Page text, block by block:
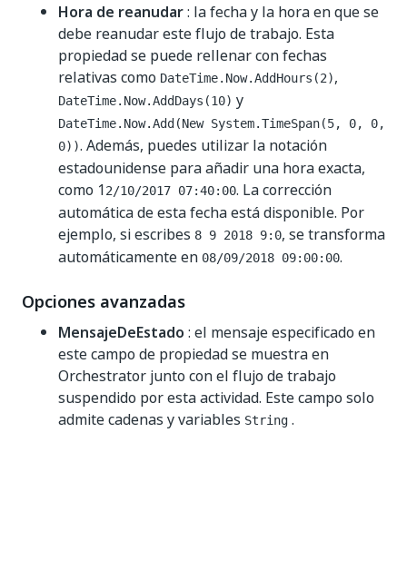
Hora de reanudar: la fecha y la hora en que se
debe reanudar este flujo de trabajo. Esta
propiedad se puede rellenar con fechas
relativas como DateTime.Now.AddHours(2),
DateTime.Now.AddDays(10) y
DateTime.Now.Add(New System.TimeSpan(5, 0, 0,
0)). Además, puedes utilizar la notación
estadounidense para añadir una hora exacta,
como 12/10/2017 07:40:00. La corrección
automática de esta fecha está disponible. Por
ejemplo, si escribes 8 9 2018 9:0, se transforma
automáticamente en 08/09/2018 09:00:00.
Opciones avanzadas
MensajeDeEstado : el mensaje especificado en
este campo de propiedad se muestra en
Orchestrator junto con el flujo de trabajo
suspendido por esta actividad. Este campo solo
admite cadenas y variables String .